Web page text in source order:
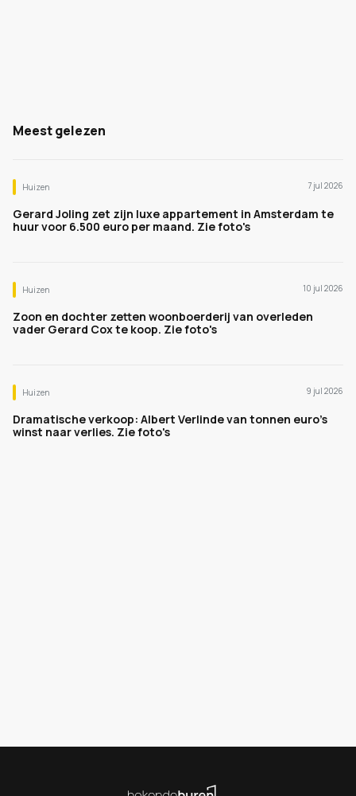
Meest gelezen
Huizen 7 jul 2026
Gerard Joling zet zijn luxe appartement in Amsterdam te
huur voor 6.500 euro per maand. Zie foto's
Huizen 10 jul 2026
Zoon en dochter zetten woonboerderij van overleden
vader Gerard Cox te koop. Zie foto's
Huizen 9 jul 2026
Dramatische verkoop: Albert Verlinde van tonnen euro's
winst naar verlies. Zie foto's